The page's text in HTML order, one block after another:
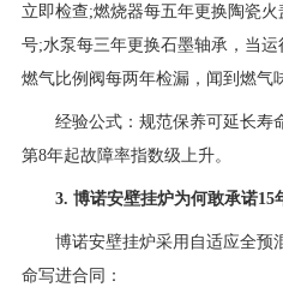
立即检查;燃烧器每五年更换陶瓷
号;水泵每三年更换石墨轴承，当
燃气比例阀每两年检漏，闻到燃气
经验公式：规范保养可延长寿
第8年起故障率指数级上升。
3. 博诺安壁挂炉为何敢承诺15
博诺安壁挂炉采用自适应全预
命写进合同：